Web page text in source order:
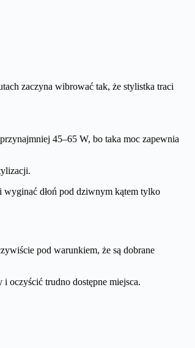
zaczyna wibrować tak, że stylistka traci
45–65 W, bo taka moc zapewnia
dłoń pod dziwnym kątem tylko
pod warunkiem, że są dobrane
i oczyścić trudno dostępne miejsca.